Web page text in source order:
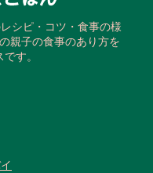
シピ・コツ・食事の様
親子の食事のあり方を
す。